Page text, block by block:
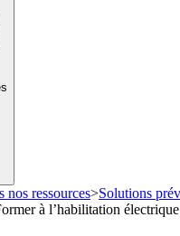
nos ressources>Solutions
à l’habilitation